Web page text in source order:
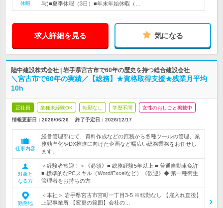
休暇
与)■夏季休暇（3日）■年末年始休暇（…
求人詳細を見る 気になる
陸中建設株式会社 | 岩手県宮古市で60年の歴史を持つ総合建設会社
＼宮古市で60年の実績／【総務】★資格取得支援★残業月平均
10h
正社員 業種未経験OK 転勤なし 学歴不問 女性のおしごと掲載中
情報更新日：2026/06/26 終了予定日： 2026/12/17
仕事内容
経営管理部にて、資料作成などの庶務から各種ツールの管理、業
務効率化やDX推進に向けた企画など幅広い総務業務をお任せし
ます。
対象と
なる方
＜経験者歓迎！＞《必須》■ 総務経験5年以上 ■ 普通自動車免許
■ 標準的なPCスキル（Word/Excelなど）《歓迎》◆ 第一種衛生
管理者をお持ちの方
勤務地
＜本社＞ 岩手県宮古市宮町一丁目3-5 ※転勤なし 【雇入れ直後】
上記事業所 【変更の範囲】会社の…